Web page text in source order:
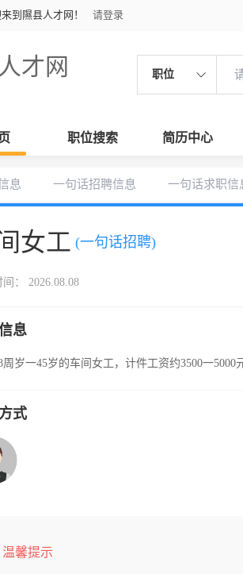
到隰县人才网！ 请登录
才网 职位
职位搜索 简历中心
息 一句话招聘信息 一句话求职信
女工 (一句话招聘)
间： 2026.08.08
息
周岁一45岁的车间女工，计件工资约3500一
式
温馨提示